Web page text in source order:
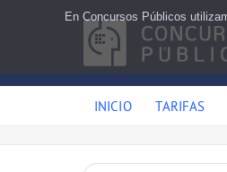
INICIO TARIFAS
En Concursos Públicos